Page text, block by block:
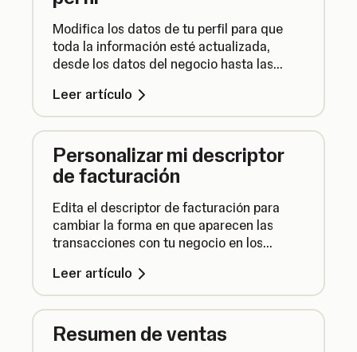
Modifica los datos de tu perfil para que
toda la información esté actualizada,
desde los datos del negocio hasta las
Leer artículo
Personalizar mi descriptor
de facturación
Edita el descriptor de facturación para
cambiar la forma en que aparecen las
transacciones con tu negocio en los
Leer artículo
Resumen de ventas